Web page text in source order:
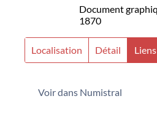
Document
1870
Localisation Détail Liens
Voir dans Numistral